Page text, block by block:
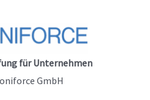
für Unternehmen
GmbH